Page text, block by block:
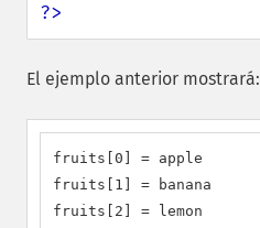
?>
El ejemplo anterior mostrará:
fruits[0] = apple
fruits[1] = banana
fruits[2] = lemon